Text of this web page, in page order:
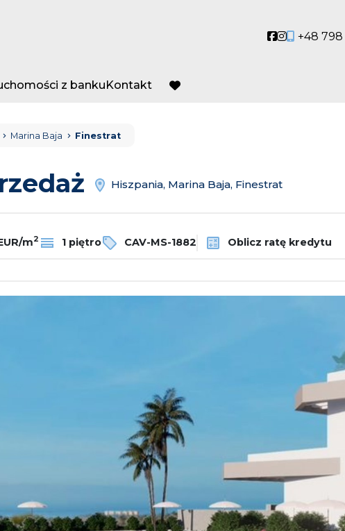
Social link
Social link
+48
z bankuKontakt
favorite
Marina Baja Finestrat
Hiszpania, Marina Baja, Finestrat
m2 1 piętro CAV-MS-1882 Oblicz ratę kredytu